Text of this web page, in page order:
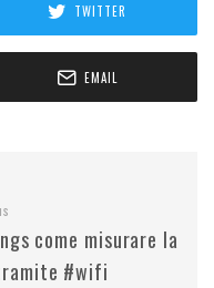
TWITTER
EMAIL
come misurare la
#wifi